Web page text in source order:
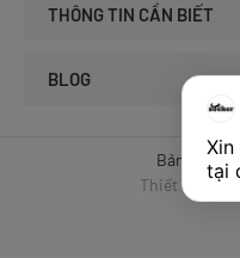
THÔNG TIN CẦN BIẾT
BLOG
Bản quyền
Thiết kế
tại